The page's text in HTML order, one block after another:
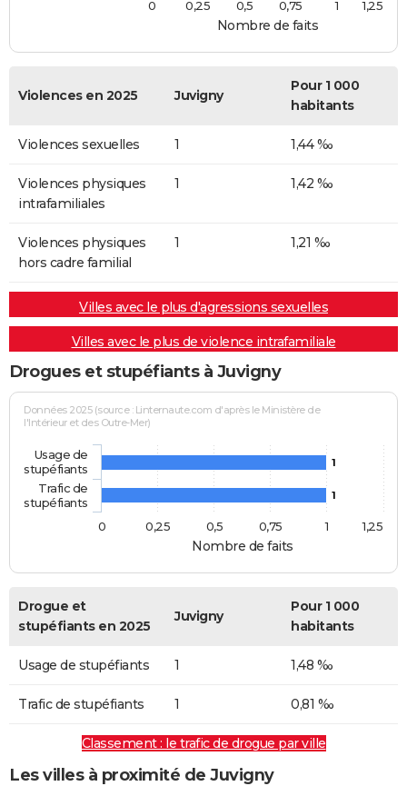
Nombre de faits
0
1
0,25 0,5 0,75 1,25
Violences en 2025 Juvigny
Pour 1 000
habitants
Violences sexuelles 1 1,44 ‰
Violences physiques
intrafamiliales
1 1,42 ‰
Violences physiques
hors cadre familial
1 1,21 ‰
Villes avec le plus d'agressions sexuelles
Villes avec le plus de violence intrafamiliale
Drogues et stupéfiants à Juvigny
Nombre de faits
Données 2025 (source : Linternaute.com d'après le Ministère de
l'Intérieur et des Outre-Mer)
1
1
Usage de
stupéfiants
Trafic de
stupéfiants
0
1
0,25 0,5 0,75 1,25
Drogue et
stupéfiants en 2025
Juvigny
Pour 1 000
habitants
Usage de stupéfiants 1 1,48 ‰
Trafic de stupéfiants 1 0,81 ‰
Classement : le trafic de drogue par ville
Les villes à proximité de Juvigny